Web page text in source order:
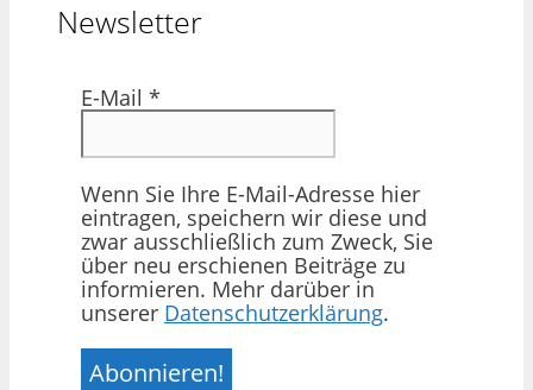
Newsletter
E-Mail *
Wenn Sie Ihre E-Mail-Adresse hier
eintragen, speichern wir diese und
zwar ausschließlich zum Zweck, Sie
über neu erschienen Beiträge zu
informieren. Mehr darüber in
unserer Datenschutzerklärung.